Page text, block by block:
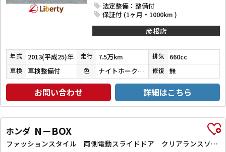
法定整備：整備付
保証付 (1ヶ月・1000km )
彦根店
年式 2013(平成25)年 走行 7.5万km 排気 660cc
車検 車検整備付 色 ナイトホークブラックパール 修復 無
お問い合わせ 詳細はこちら
ホンダ N－BOX
ファッションスタイル 両側電動スライドドア クリアランスソナー オートクルーズコントロール レーンアシスト 衝突被害軽減システム オートライト LEDヘッドランプ スマートキー アイドリングストップ